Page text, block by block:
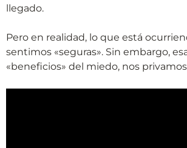
llegado.
Pero en realidad, lo que está
sentimos «seguras». Sin embargo,
«beneficios» del miedo, nos